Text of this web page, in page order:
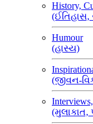
History,
Humour
(હાસ્ય)
(જીવન-
(મુલાકાત,